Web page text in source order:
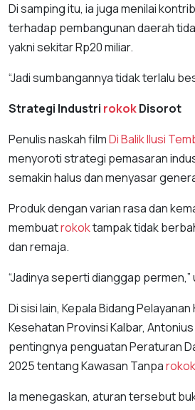
Di samping itu, ia juga menilai
terhadap pembangunan daerah
yakni sekitar Rp20 miliar.
“Jadi sumbangannya tidak terlalu
Strategi Industri rokokDisorot
Penulis naskah filmDi Balik Ilusi
menyoroti strategi pemasaran
semakin halus dan menyasar
Produk dengan varian rasa dan
membuatrokoktampak tidak
dan remaja.
“Jadinya seperti dianggap permen,”
Di sisi lain, Kepala Bidang
Kesehatan Provinsi Kalbar,
pentingnya penguatan Peraturan
2025 tentang Kawasan Tanparokok
Ia menegaskan, aturan tersebut